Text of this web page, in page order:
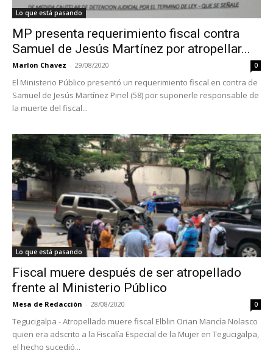
Lo que está pasando
MP presenta requerimiento fiscal contra
Samuel de Jesús Martínez por atropellar...
Marlon Chavez - 29/08/2020 0
El Ministerio Público presentó un requerimiento fiscal en contra de
Samuel de Jesús Martínez Pinel (58) por suponerle responsable de
la muerte del fiscal...
Lo que está pasando
Fiscal muere después de ser atropellado
frente al Ministerio Público
Mesa de Redacciòn - 28/08/2020 0
Tegucigalpa - Atropellado muere fiscal Elblin Orian Mancía Nolasco
quien era adscrito a la Fiscalía Especial de la Mujer en Tegucigalpa,
el hecho sucedió...